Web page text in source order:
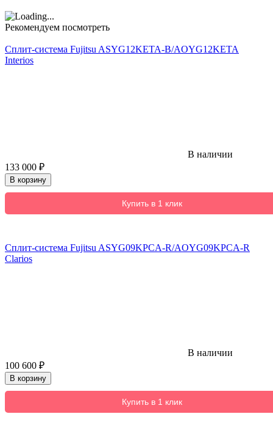
Рекомендуем посмотреть
Сплит-система Fujitsu ASYG12KETA-B/AOYG12KETA
Interios
В наличии
133 000 ₽
В корзину
Купить в 1 клик
Сплит-система Fujitsu ASYG09KPCA-R/AOYG09KPCA-R
Clarios
В наличии
100 600 ₽
В корзину
Купить в 1 клик